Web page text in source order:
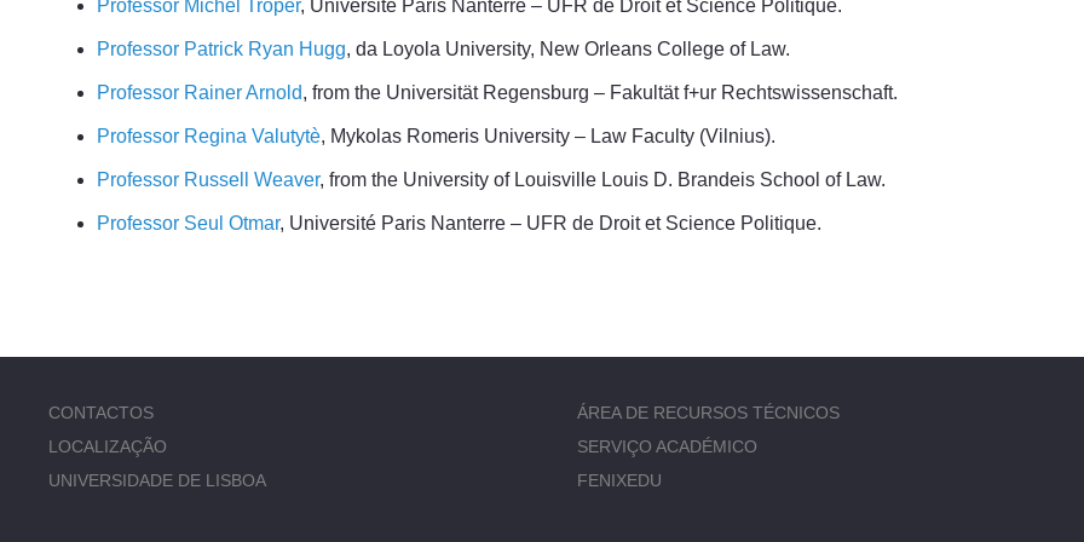
Professor Michel Troper, Université Paris Nanterre – UFR de Droit et Science Politique.
Professor Patrick Ryan Hugg, da Loyola University, New Orleans College of Law.
Professor Rainer Arnold, from the Universität Regensburg – Fakultät f+ur Rechtswissenschaft.
Professor Regina Valutytè, Mykolas Romeris University – Law Faculty (Vilnius).
Professor Russell Weaver, from the University of Louisville Louis D. Brandeis School of Law.
Professor Seul Otmar, Université Paris Nanterre – UFR de Droit et Science Politique.
CONTACTOS
LOCALIZAÇÃO
UNIVERSIDADE DE LISBOA
ÁREA DE RECURSOS TÉCNICOS
SERVIÇO ACADÉMICO
FENIXEDU